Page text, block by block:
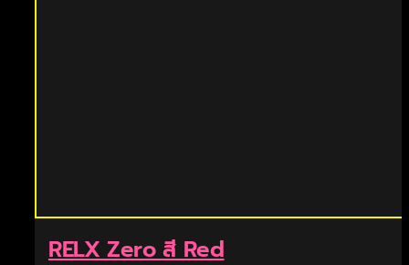
RELX Zero สี Red